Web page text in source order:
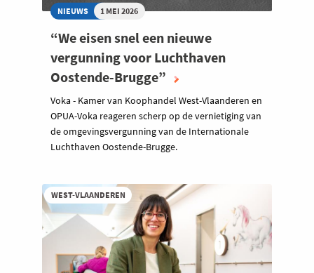
NIEUWS 1 MEI 2026
“We eisen snel een nieuwe
vergunning voor Luchthaven
Oostende-Brugge”
Voka - Kamer van Koophandel West-Vlaanderen en
OPUA-Voka reageren scherp op de vernietiging van
de omgevingsvergunning van de Internationale
Luchthaven Oostende-Brugge.
WEST-VLAANDEREN